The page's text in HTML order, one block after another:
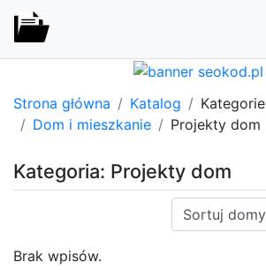
Strona główna Katalog
Kategorie
Dom i mieszkanie
Projekty dom
Kategoria: Projekty dom
Sortuj:
Brak wpisów.